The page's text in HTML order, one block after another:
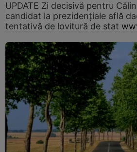
UPDATE Zi decisivă pentru
candidat la prezidențiale află
tentativă de lovitură de stat